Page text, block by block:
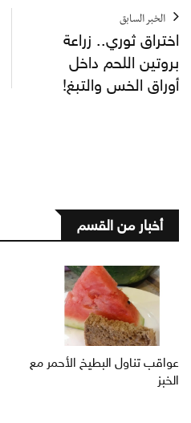
الخبر السابق
اختراق ثوري.. زراعة
بروتين اللحم داخل
أوراق الخس والتبغ!
أخبار من القسم
عواقب تناول البطيخ الأحمر مع
الخبز